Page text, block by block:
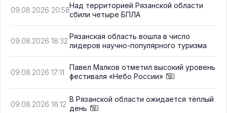
09.08.2026 20:58
Над территорией Рязанской области
сбили четыре БПЛА
09.08.2026 18:32
Рязанская область вошла в число
лидеров научно-популярного туризма
09.08.2026 17:11
Павел Малков отметил высокий уровень
фестиваля «Небо России»
09.08.2026 16:12
В Рязанской области ожидается тёплый
день